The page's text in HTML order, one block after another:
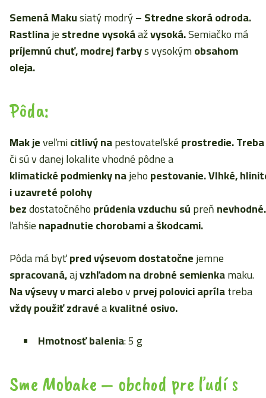
Semená Makusiatý modrý–Stredne skorá odroda.
Rastlinajestredne vysokáažvysoká.Semiačko má
príjemnú chuť, modrej farbys vysokýmobsahom
oleja.
Pôda:
Mak jeveľmicitlivýnapestovateľsképrostredie.
či sú v danej lokalite vhodné pôdne a
klimatické podmienky najehopestovanie. Vlhké,
i uzavreté polohy
bezdostatočnéhoprúdenia vzduchu súpreň
ľahšienapadnutie chorobamiaškodcami.
Pôda má byťpred výsevom dostatočnejemne
spracovaná,ajvzhľadom na drobné semienkamaku.
Na výsevy v marci alebovprvej polovici aprílatreba
vždy použiť zdravéakvalitné osivo.
Hmotnosť balenia: 5 g
Sme Mobake – obchod pre ľudí s